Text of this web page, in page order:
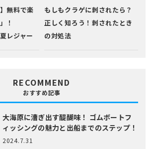
無料で楽
！
レジャー
もしもクラゲに刺されたら？
正しく知ろう！刺されたとき
の対処法
RECOMMEND
おすすめ記事
大海原に漕ぎ出す醍醐味！ ゴムボートフ
ィッシングの魅力と出船までのステップ！
2024.7.31